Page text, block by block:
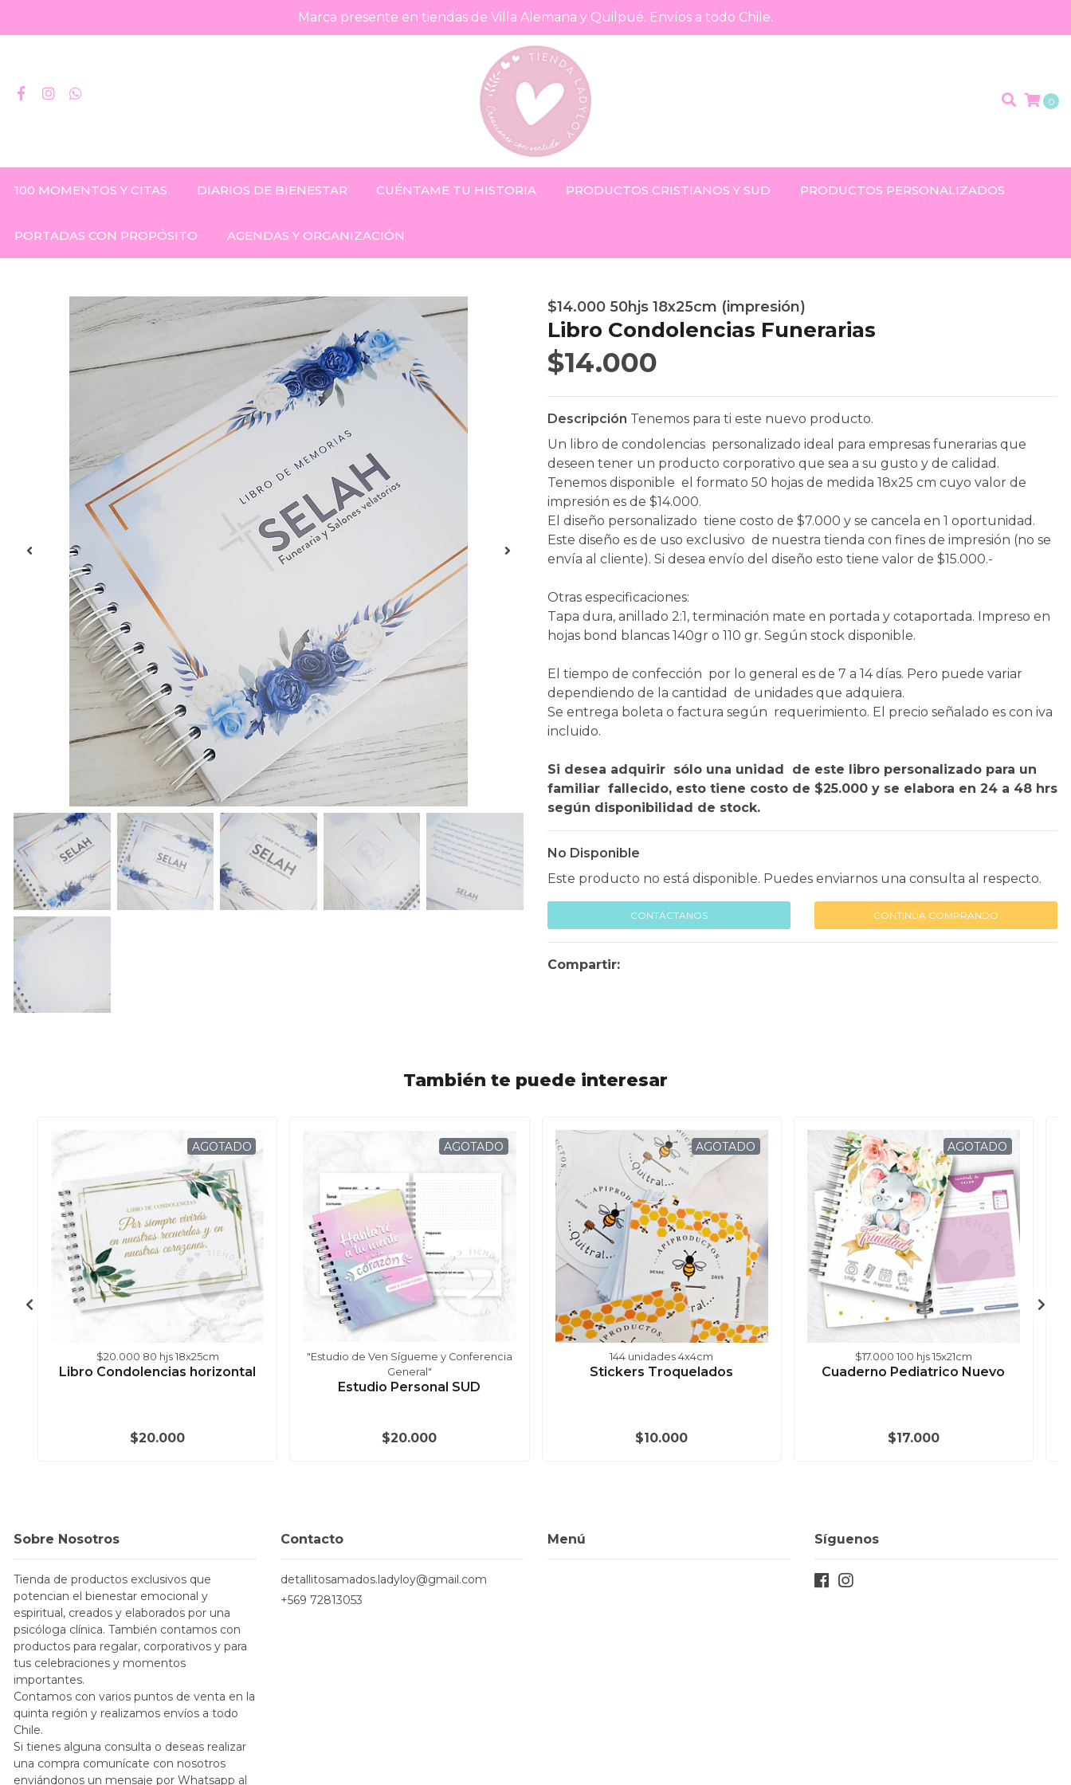
Marca presente en tiendas de Villa Alemana y Quilpué. Envíos a todo Chile.
0
100 MOMENTOS Y CITAS DIARIOS DE BIENESTAR CUÉNTAME TU HISTORIA PRODUCTOS CRISTIANOS Y SUD PRODUCTOS PERSONALIZADOS
PORTADAS CON PROPÓSITO AGENDAS Y ORGANIZACIÓN
$14.000 50hjs 18x25cm (impresión)
Libro Condolencias Funerarias
$14.000
Descripción Tenemos para ti este nuevo producto.
Un libro de condolencias personalizado ideal para empresas funerarias que
deseen tener un producto corporativo que sea a su gusto y de calidad.
Tenemos disponible el formato 50 hojas de medida 18x25 cm cuyo valor de
impresión es de $14.000.
El diseño personalizado tiene costo de $7.000 y se cancela en 1 oportunidad.
Este diseño es de uso exclusivo de nuestra tienda con fines de impresión (no se
envía al cliente). Si desea envío del diseño esto tiene valor de $15.000.-
Otras especificaciones:
Tapa dura, anillado 2:1, terminación mate en portada y cotaportada. Impreso en
hojas bond blancas 140gr o 110 gr. Según stock disponible.
El tiempo de confección por lo general es de 7 a 14 días. Pero puede variar
dependiendo de la cantidad de unidades que adquiera.
Se entrega boleta o factura según requerimiento. El precio señalado es con iva
incluido.
Si desea adquirir sólo una unidad de este libro personalizado para un
familiar fallecido, esto tiene costo de $25.000 y se elabora en 24 a 48 hrs
según disponibilidad de stock.
No Disponible
Este producto no está disponible. Puedes enviarnos una consulta al respecto.
CONTÁCTANOS CONTINÚA COMPRANDO
Compartir:
También te puede interesar
AGOTADO
$20.000 80 hjs 18x25cm
Libro Condolencias horizontal
$20.000
AGOTADO
"Estudio de Ven Sígueme y Conferencia
General"
Estudio Personal SUD
$20.000
AGOTADO
144 unidades 4x4cm
Stickers Troquelados
$10.000
AGOTADO
$17.000 100 hjs 15x21cm
Cuaderno Pediatrico Nuevo
$17.000
Sobre Nosotros
Tienda de productos exclusivos que
potencian el bienestar emocional y
espiritual, creados y elaborados por una
psicóloga clínica. También contamos con
productos para regalar, corporativos y para
tus celebraciones y momentos
importantes.
Contamos con varios puntos de venta en la
quinta región y realizamos envíos a todo
Chile.
Si tienes alguna consulta o deseas realizar
una compra comunícate con nosotros
enviándonos un mensaje por Whatsapp al
Contacto
detallitosamados.ladyloy@gmail.com
+569 72813053
Menú Síguenos